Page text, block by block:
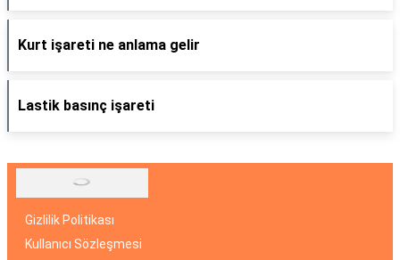
Kurt işareti ne anlama gelir
Lastik basınç işareti
Gizlilik Politikası
Kullanıcı Sözleşmesi